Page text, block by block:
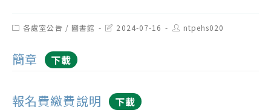
Post各處室公告 / 圖書館
Post2024-07-16
Post
author:
ntpehs020
簡章 下載
報名費繳費說明 下載